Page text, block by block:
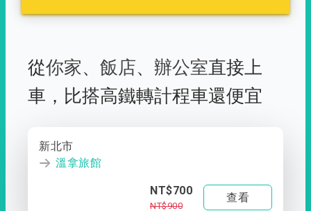
從你家、 飯店、 辦公室直接上
車， 比搭高鐵轉計程車還便宜
新北市
溫拿旅館
NT$700
NT$900
查看